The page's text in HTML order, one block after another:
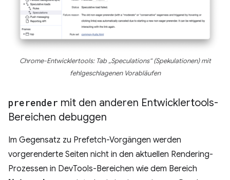
Chrome-Entwicklertools: Tab „Speculations“ (Spekulationen) mit
fehlgeschlagenen Vorabläufen
prerender mit den anderen Entwicklertools-
Bereichen debuggen
Im Gegensatz zu Prefetch-Vorgängen werden
vorgerenderte Seiten nicht in den aktuellen Rendering-
Prozessen in DevTools-Bereichen wie dem Bereich